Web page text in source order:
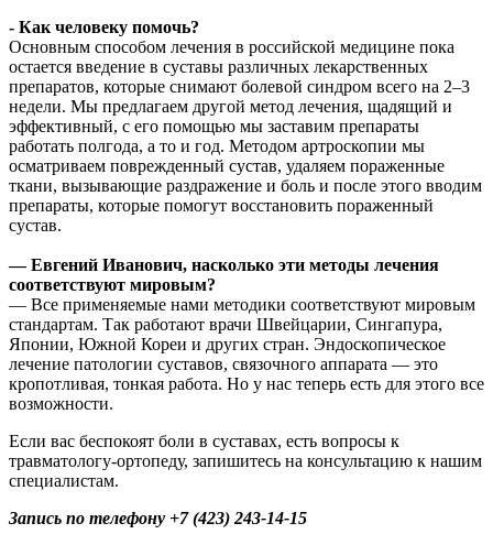
- Как человеку помочь?
Основным способом лечения в российской медицине пока
остается введение в суставы различных лекарственных
препаратов, которые снимают болевой синдром всего на 2–3
недели. Мы предлагаем другой метод лечения, щадящий и
эффективный, с его помощью мы заставим препараты
работать полгода, а то и год. Методом артроскопии мы
осматриваем поврежденный сустав, удаляем пораженные
ткани, вызывающие раздражение и боль и после этого вводим
препараты, которые помогут восстановить пораженный
сустав.
— Евгений Иванович, насколько эти методы лечения
соответствуют мировым?
— Все применяемые нами методики соответствуют мировым
стандартам. Так работают врачи Швейцарии, Сингапура,
Японии, Южной Кореи и других стран. Эндоскопическое
лечение патологии суставов, связочного аппарата — это
кропотливая, тонкая работа. Но у нас теперь есть для этого все
возможности.
Если вас беспокоят боли в суставах, есть вопросы к
травматологу-ортопеду, запишитесь на консультацию к нашим
специалистам.
Запись по телефону +7 (423) 243-14-15